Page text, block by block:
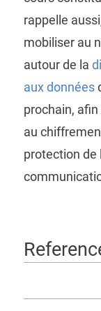
rappelle
mobiliser au
autour de la
aux données
prochain,
au
protection de